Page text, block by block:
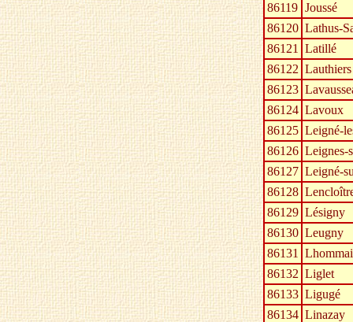
86119 Joussé
86120 Lathus-
86121 Latillé
86122 Lauthiers
86123
86124 Lavoux
86125 Leigné-
86126 Leignes-
86127 Leigné-
86128
86129 Lésigny
86130 Leugny
86131
86132 Liglet
86133 Ligugé
86134 Linazay